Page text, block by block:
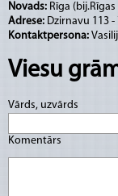
Ceļojumi ar
www.lad1.lv
Novads: Rīga
Adrese: Dzirnavu 113 -
Kontaktpersona:
Viesu
Vārds, uzvārds
Komentārs